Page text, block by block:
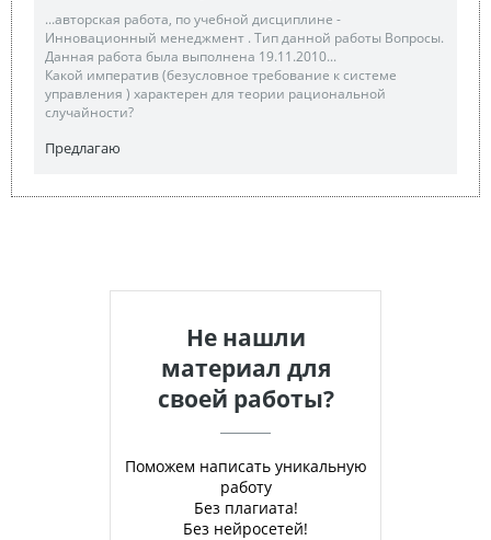
...авторская работа, по учебной дисциплине -
Инновационный менеджмент . Тип данной работы Вопросы.
Данная работа была выполнена 19.11.2010...
Какой императив (безусловное требование к системе
управления ) характерен для теории рациональной
случайности?
Предлагаю
Не нашли
материал для
своей работы?
Поможем написать уникальную
работу
Без плагиата!
Без нейросетей!